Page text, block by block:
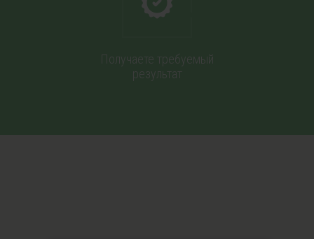
Получаете требуемый
результат